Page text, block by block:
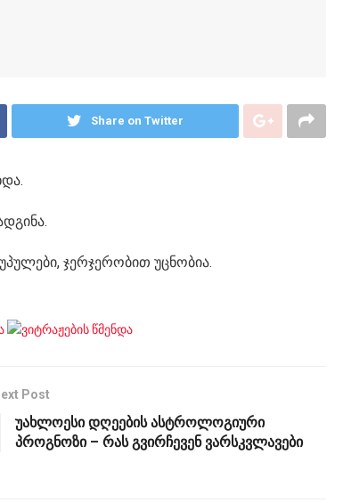
Share on Twitter
ჯერჯერობით უცნობია.
Post
უახლოესი დღეების ასტროლოგიური
პროგნოზი – რას გვირჩევენ ვარსკვლავები